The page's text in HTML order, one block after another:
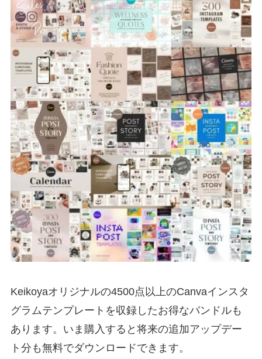
Keikoyaオリジナルの4500点以上のCanvaインスタ
グラムテンプレートを収録したお得なバンドルも
あります。いま購入すると将来の追加アップデー
ト分も無料でダウンロードできます。